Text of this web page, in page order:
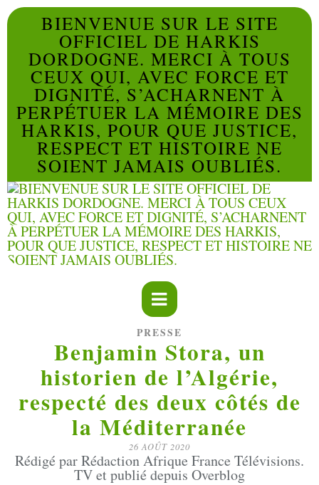
BIENVENUE SUR LE SITE
OFFICIEL DE HARKIS
DORDOGNE. MERCI À TOUS
CEUX QUI, AVEC FORCE ET
DIGNITÉ, S’ACHARNENT À
PERPÉTUER LA MÉMOIRE DES
HARKIS, POUR QUE JUSTICE,
RESPECT ET HISTOIRE NE
SOIENT JAMAIS OUBLIÉS.
PRESSE
Benjamin Stora, un
historien de l’Algérie,
respecté des deux côtés de
la Méditerranée
26 AOÛT 2020
Rédigé par Rédaction Afrique France Télévisions.
TV et publié depuis Overblog